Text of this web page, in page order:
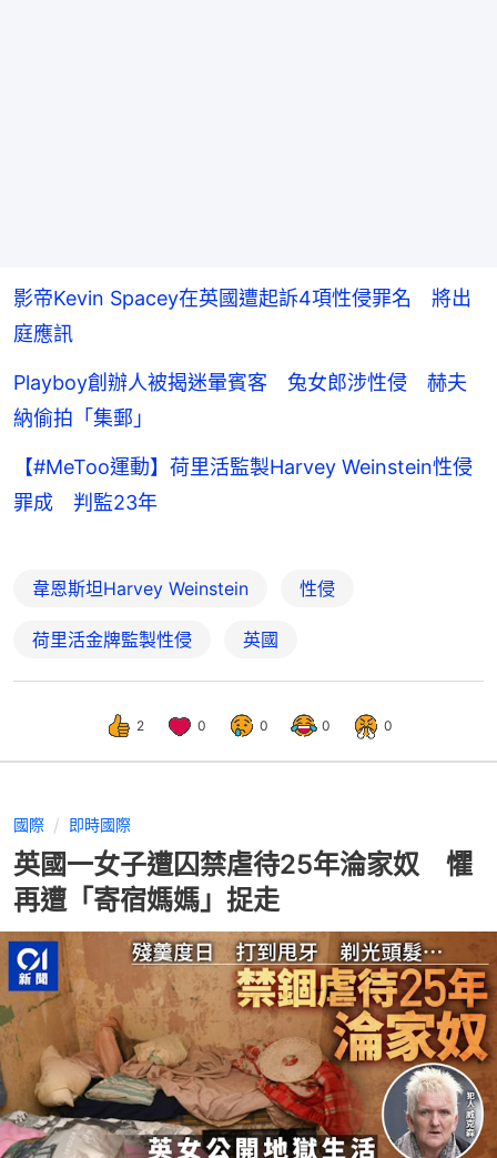
影帝Kevin Spacey在英國遭起訴4項性侵罪名 將出
庭應訊
Playboy創辦人被揭迷暈賓客 兔女郎涉性侵 赫夫
納偷拍「集郵」
【#MeToo運動】荷里活監製Harvey Weinstein性侵
罪成 判監23年
韋恩斯坦Harvey Weinstein 性侵
荷里活金牌監製性侵 英國
2 0 0 0 0
國際 即時國際
英國一女子遭囚禁虐待25年淪家奴 懼
再遭「寄宿媽媽」捉走